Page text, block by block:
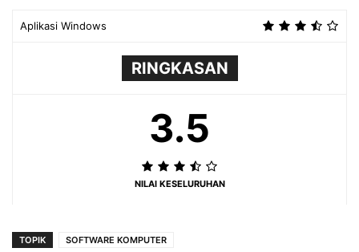
Aplikasi Windows
RINGKASAN
3.5
NILAI KESELURUHAN
TOPIK SOFTWARE KOMPUTER